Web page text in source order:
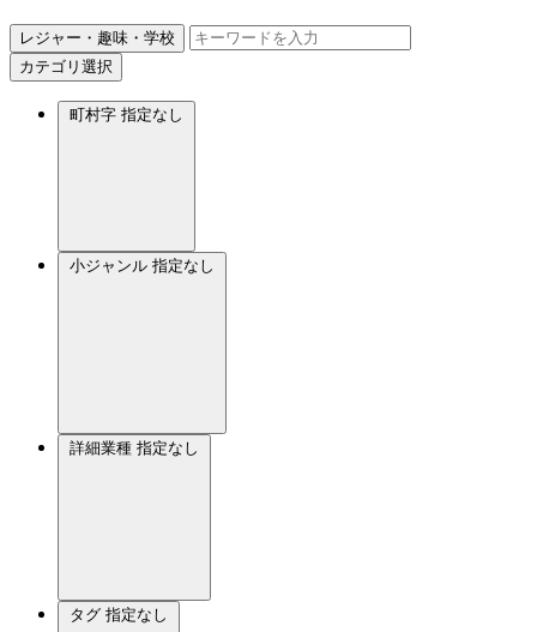
レジャー・趣味・学校
カテゴリ選択
町村字 指定なし
小ジャンル 指定なし
詳細業種 指定なし
タグ 指定なし